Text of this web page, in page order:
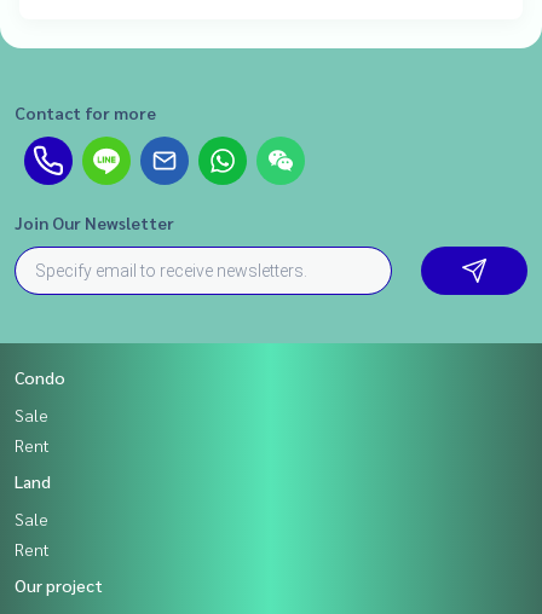
Contact for more
Join Our Newsletter
Condo
Sale
Rent
Land
Sale
Rent
Our project